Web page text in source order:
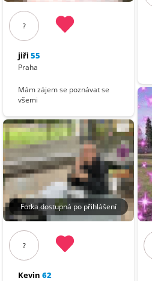
?
jiři 55
Praha
Mám zájem se poznávat se
všemi
Fotka dostupná po přihlášení
?
Kevin 62